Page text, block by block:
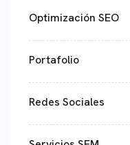
Optimización SEO
Portafolio
Redes Sociales